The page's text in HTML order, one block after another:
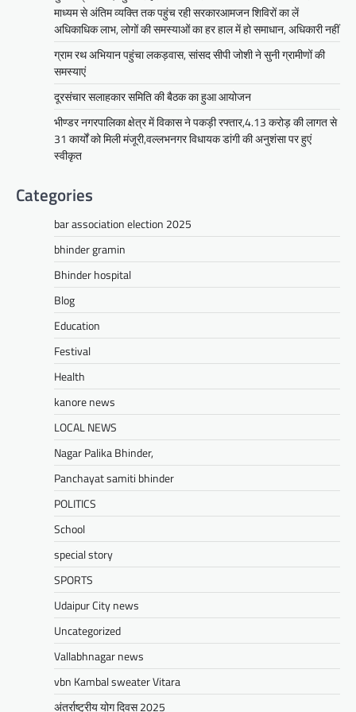
माध्यम से अंतिम व्यक्ति तक पहुंच रही सरकारआमजन शिविरों का लें
अधिकाधिक लाभ, लोगों की समस्याओं का हर हाल में हो समाधान, अधिकारी नहीं
ग्राम रथ अभियान पहुंचा लकड़वास, सांसद सीपी जोशी ने सुनी ग्रामीणों की
समस्याएं
दूरसंचार सलाहकार समिति की बैठक का हुआ आयोजन
भीण्डर नगरपालिका क्षेत्र में विकास ने पकड़ी रफ्तार,4.13 करोड़ की लागत से
31 कार्यों को मिली मंजूरी,वल्लभनगर विधायक डांगी की अनुशंसा पर हुएं
स्वीकृत
Categories
bar association election 2025
bhinder gramin
Bhinder hospital
Blog
Education
Festival
Health
kanore news
LOCAL NEWS
Nagar Palika Bhinder,
Panchayat samiti bhinder
POLITICS
School
special story
SPORTS
Udaipur City news
Uncategorized
Vallabhnagar news
vbn Kambal sweater Vitara
अंतर्राष्ट्रीय योग दिवस 2025
प्राधिकरण में आयोजित शहरी…
Facebook
EmailWhatsApp
Reddit
X
Share
सीपी जोशी
ग्राम रथ अभियान पहुंचा लकड़वास, सांसद
अंतिम पायदान पर बैठे व्यक्ति तक योजनाओं का लाभ
पहुंचाने और उसे मुख्यधारा…
Facebook
EmailWhatsApp
Reddit
X
Share
UDAIPUR CITY NEWS
हुआ आयोजन
Mewari Khabar April 22, 2026
मेवाड़ी खबर@उदयपुर।दूर संचार सलाहकार समिति की
बैठक बुधवार को भारत संचार निगम लिमिटेड बीएसएनएल
के सभागार में सांसद उदयपुर डॉ.…
Facebook
EmailWhatsApp
Reddit
X
Share
मुख्यमंत्री का उदयपुर दौरा’मुख्यमंत्री
भजनलाल शर्मा ने उदयपुर जिले को दी
विभिन्न विकास कार्यों की सौगातें’’421
करोड़ रुपये के कार्यों का किया लोकार्पण एवं
शिलान्यास’’महत्वाकांक्षी जल परियोजनाओं
पर हो रहा तेजी से काम’